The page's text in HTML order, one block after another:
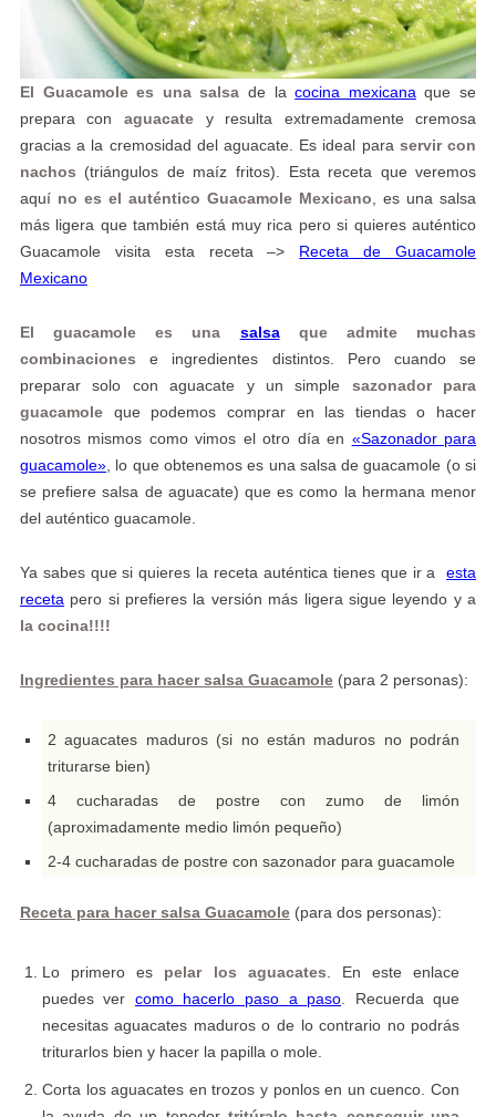
El Guacamole es una salsa de lacocina mexicana que se
prepara con aguacatey resulta extremadamente cremosa
gracias a la cremosidad del aguacate. Es ideal para servir con
nachos (triángulos de maíz fritos). Esta receta que veremos
aquí no es el auténtico Guacamole Mexicano , es una salsa
más ligera que también está muy rica pero si quieres auténtico
Guacamole visita esta receta –> Receta de Guacamole
Mexicano
El guacamole es una salsaque admite muchas
combinaciones e ingredientes distintos. Pero cuando se
preparar solo con aguacate y un simple sazonador para
guacamoleque podemos comprar en las tiendas o hacer
nosotros mismos como vimos el otro día en «Sazonador para
guacamole», lo que obtenemos es una salsa de guacamole (o si
se prefiere salsa de aguacate) que es como la hermana menor
del auténtico guacamole.
Ya sabes que si quieres la receta auténtica tienes que ir aesta
receta pero si prefieres la versión más ligera sigue leyendo ya
la cocina!!!!
Ingredientes para hacer salsa Guacamole(para 2 personas):
2 aguacates maduros (si no están maduros no podrán
triturarse bien)
4 cucharadas de postre con zumo de limón
(aproximadamente medio limón pequeño)
2-4 cucharadas de postre con sazonador para guacamole
Receta para hacersalsa Guacamole(para dos personas):
Lo primero es pelar los aguacates . En este enlace
puedes ver como hacerlo paso a paso . Recuerda que
necesitas aguacates maduros o de lo contrario no podrás
triturarlos bien y hacer la papilla o mole.
Corta los aguacates en trozos y ponlos en un cuenco. Con